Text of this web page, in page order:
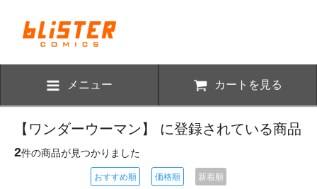
メニュー カートを見る
【ワンダーウーマン】 に登録されている商品
2件の商品が見つかりました
おすすめ順 価格順 新着順